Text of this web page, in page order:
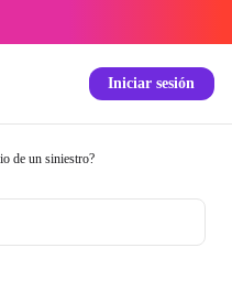
Iniciar sesión
de un siniestro?